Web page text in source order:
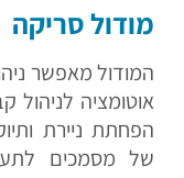
מודול סריקה
המודול מאפשר
אוטומציה לניהול
הפחתת ניירת